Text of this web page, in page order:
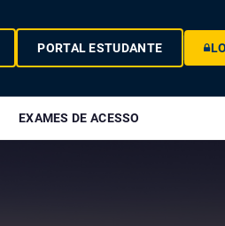
PORTAL ESTUDANTE
EXAMES DE ACESSO